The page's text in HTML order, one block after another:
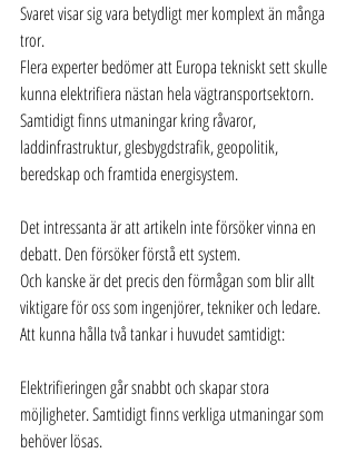
Svaret visar sig vara betydligt mer komplext än många
tror.
Flera experter bedömer att Europa tekniskt sett skulle
kunna elektrifiera nästan hela vägtransportsektorn.
Samtidigt finns utmaningar kring råvaror,
laddinfrastruktur, glesbygdstrafik, geopolitik,
beredskap och framtida energisystem.
Det intressanta är att artikeln inte försöker vinna en
debatt. Den försöker förstå ett system.
Och kanske är det precis den förmågan som blir allt
viktigare för oss som ingenjörer, tekniker och ledare.
Att kunna hålla två tankar i huvudet samtidigt:
Elektrifieringen går snabbt och skapar stora
möjligheter. Samtidigt finns verkliga utmaningar som
behöver lösas.